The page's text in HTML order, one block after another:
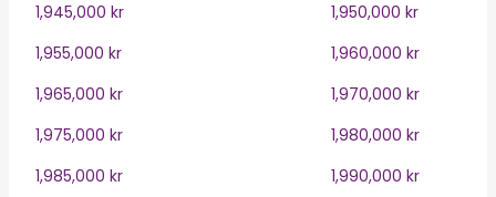
1,945,000 kr
1,950,000 kr
1,955,000 kr
1,960,000 kr
1,965,000 kr
1,970,000 kr
1,975,000 kr
1,980,000 kr
1,985,000 kr
1,990,000 kr